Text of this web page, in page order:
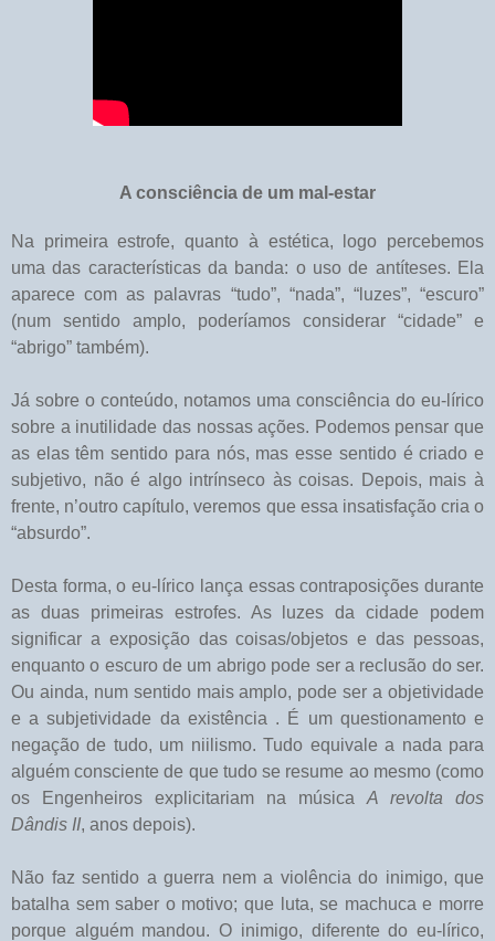
A consciência de um mal-estar
Na primeira estrofe, quanto à estética, logo percebemos
uma das características da banda: o uso de antíteses. Ela
aparece com as palavras “tudo”, “nada”, “luzes”, “escuro”
(num sentido amplo, poderíamos considerar “cidade” e
“abrigo” também).
Já sobre o conteúdo, notamos uma consciência do eu-lírico
sobre a inutilidade das nossas ações. Podemos pensar que
as elas têm sentido para nós, mas esse sentido é criado e
subjetivo, não é algo intrínseco às coisas. Depois, mais à
frente, n’outro capítulo, veremos que essa insatisfação cria o
“absurdo”.
Desta forma, o eu-lírico lança essas contraposições durante
as duas primeiras estrofes. As luzes da cidade podem
significar a exposição das coisas/objetos e das pessoas,
enquanto o escuro de um abrigo pode ser a reclusão do ser.
Ou ainda, num sentido mais amplo, pode ser a objetividade
e a subjetividade da existência . É um questionamento e
negação de tudo, um niilismo. Tudo equivale a nada para
alguém consciente de que tudo se resume ao mesmo (como
os Engenheiros explicitariam na música A revolta dos
Dândis II, anos depois).
Não faz sentido a guerra nem a violência do inimigo, que
batalha sem saber o motivo; que luta, se machuca e morre
porque alguém mandou. O inimigo, diferente do eu-lírico,